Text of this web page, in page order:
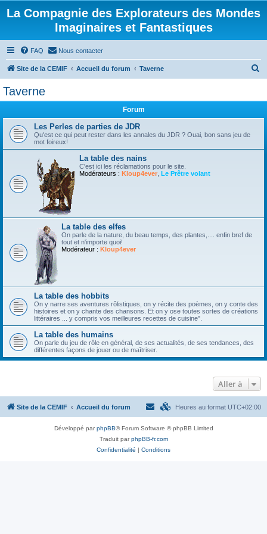
La Compagnie des Explorateurs des Mondes
Imaginaires et Fantastiques
FAQ Nous contacter
Site de la CEMIF Accueil du forum Taverne
Taverne
Forum
Les Perles de parties de JDR
Qu'est ce qui peut rester dans les annales du JDR ? Ouai, bon sans jeu de
mot foireux!
La table des nains
C'est ici les réclamations pour le site.
Modérateurs : Kloup4ever Le Prêtre volant
La table des elfes
On parle de la nature, du beau temps, des plantes,.... enfin bref de
tout et n'importe quoi!
Modérateur : Kloup4ever
La table des hobbits
On y narre ses aventures rôlistiques, on y récite des poèmes, on y conte des
histoires et on y chante des chansons. Et on y ose toutes sortes de créations
littéraires ... y compris vos meilleures recettes de cuisine".
La table des humains
On parle du jeu de rôle en général, de ses actualités, de ses tendances, des
différentes façons de jouer ou de maîtriser.
Aller à
Site de la CEMIF Accueil du forum Heures au format UTC+02:00
Développé parphpBB® Forum Software © phpBB Limited
Traduit parphpBB-fr.com
Confidentialité | Conditions